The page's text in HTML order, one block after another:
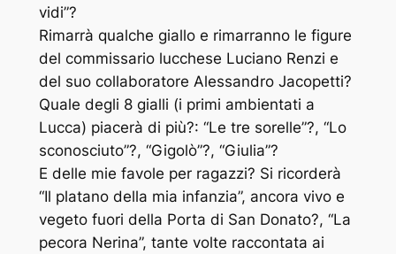
vidi”?
Rimarrà qualche giallo e rimarranno le figure
del commissario lucchese Luciano Renzi e
del suo collaboratore Alessandro Jacopetti?
Quale degli 8 gialli (i primi ambientati a
Lucca) piacerà di più?: “Le tre sorelle”?, “Lo
sconosciuto”?, “Gigolò”?, “Giulia”?
E delle mie favole per ragazzi? Si ricorderà
“Il platano della mia infanzia”, ancora vivo e
vegeto fuori della Porta di San Donato?, “La
pecora Nerina”, tante volte raccontata ai